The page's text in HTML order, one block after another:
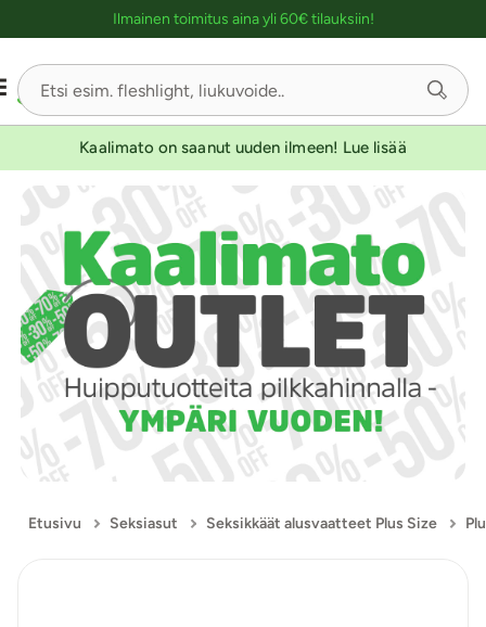
Ilmainen toimitus aina yli 60€ tilauksiin!
Kaalimato on saanut uuden ilmeen! Lue lisää
Etusivu Seksiasut Seksikkäät alusvaatteet Plus Size